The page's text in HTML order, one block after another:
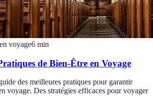
voyage6 min
de Bien-Être en Voyage
des meilleures pratiques pour garantir
voyage. Des stratégies efficaces pour voyager